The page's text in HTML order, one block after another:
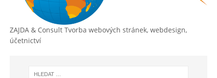
ZAJDA & Consult Tvorba webových stránek, webdesign,
účetnictví